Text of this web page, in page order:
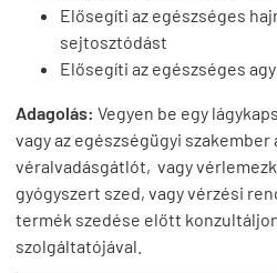
Elősegíti az egészséges
sejtosztódást
Elősegíti az egészséges
Adagolás: Vegyen be egy
vagy az egészségügyi szakember
véralvadásgátlót, vagy
gyógyszert szed, vagy vérzési
termék szedése előtt
szolgáltatójával.